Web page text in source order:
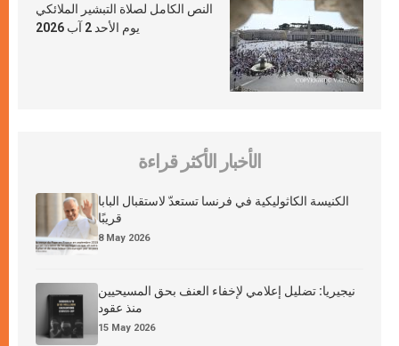
النص الكامل لصلاة التبشير الملائكي
يوم الأحد 2 آب 2026
الأخبار الأكثر قراءة
الكنيسة الكاثوليكية في فرنسا تستعدّ لاستقبال البابا
قريبًا
8 May 2026
نيجيريا: تضليل إعلامي لإخفاء العنف بحق المسيحيين
منذ عقود
15 May 2026